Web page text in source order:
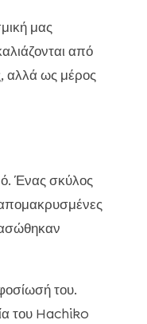
μας
από
αλλά ως μέρος
Ένας σκύλος
του.
του Hachiko